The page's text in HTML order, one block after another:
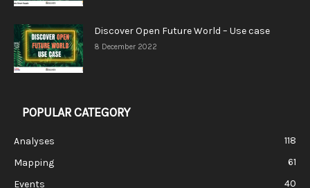
Discover Open Future World – Use case
8 December 2022
POPULAR CATEGORY
Analyses
118
Mapping
61
Events
40